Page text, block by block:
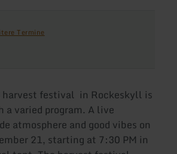
Termine
festival in Rockeskyll is
varied program. A live
atmosphere and good vibes on
21, starting at 7:30 PM in